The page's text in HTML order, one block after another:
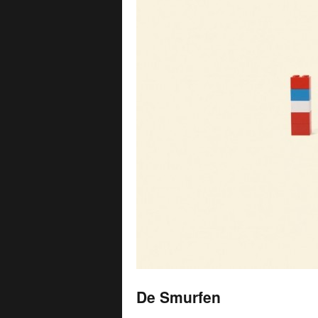
De Smurfen